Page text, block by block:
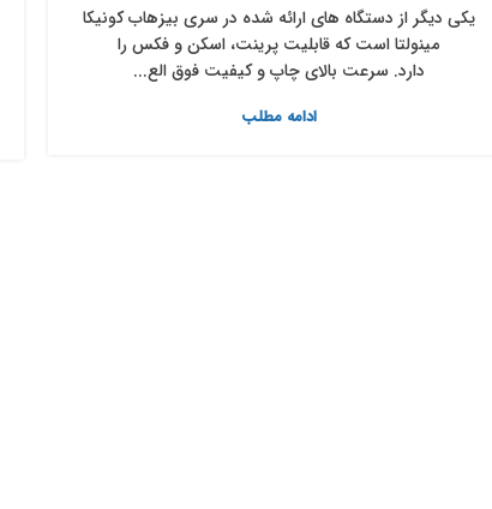
یکی دیگر از دستگاه های ارائه شده در سری بیزهاب کونیکا
مینولتا است که قابلیت پرینت، اسکن و فکس را
دارد. سرعت بالای چاپ و کیفیت فوق الع...
ادامه مطلب